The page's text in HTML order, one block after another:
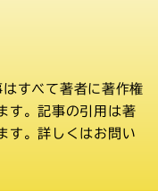
すべて著者に著作権
す。記事の引用は著
す。詳しくはお問い